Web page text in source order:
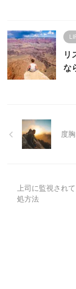
リ
な
度
上司に監視され
処方法